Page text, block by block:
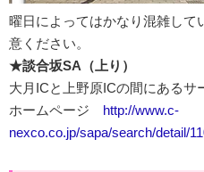
曜日によってはかなり混雑して
意ください。
★談合坂SA（上り）
大月ICと上野原ICの間にあるサ
ホームページ http://www.c-
nexco.co.jp/sapa/search/detail/